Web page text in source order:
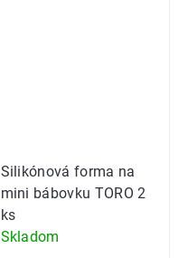
Silikónová forma na
mini bábovku TORO 2
ks
Skladom